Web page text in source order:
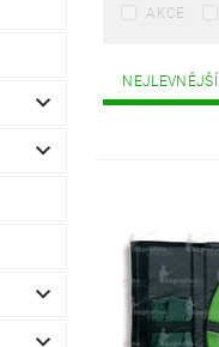
AKCE
NEJLEVNĚJŠÍ